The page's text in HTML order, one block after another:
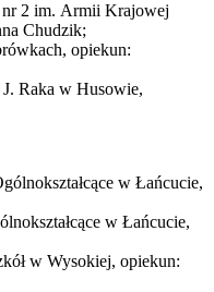
nr 2 im. Armii Krajowej
Chudzik;
opiekun:
Raka w Husowie,
w Łańcucie,
w Łańcucie,
w Wysokiej, opiekun: